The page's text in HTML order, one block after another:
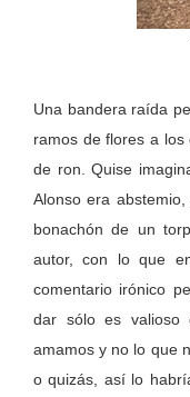
Una bandera raída
ramos de flores a
de ron. Quise
Alonso era
bonachón de un
autor, con lo que
comentario irónico
dar sólo es valioso
amamos y no lo que
o quizás, así lo